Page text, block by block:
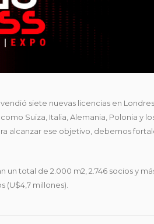
siete nuevas licencias en
Suiza, Italia, Alemania, Polonia y
alcanzar ese objetivo, debemos
total de 2.000 m2, 2.746 socios y
millones).